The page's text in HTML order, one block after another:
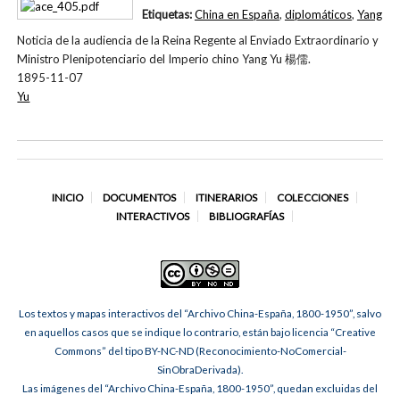
Noticia de la audiencia de la Reina Regente al Enviado Extraordinario y
Ministro Plenipotenciario del Imperio chino Yang Yu 楊儒.
1895-11-07
Etiquetas:China en España, diplomáticos, Yang
Yu
INICIO DOCUMENTOS ITINERARIOS
COLECCIONES
INTERACTIVOS
BIBLIOGRAFÍAS
Los textos y mapas interactivos del “Archivo China-España, 1800-1950”, salvo
en aquellos casos que se indique lo contrario, están bajo licencia “Creative
Commons” del tipo BY-NC-ND (Reconocimiento-NoComercial-
SinObraDerivada).
Las imágenes del “Archivo China-España, 1800-1950”, quedan excluidas del